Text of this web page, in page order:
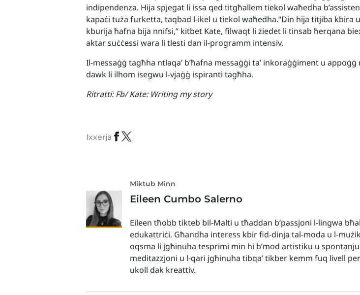
indipendenza. Hija spjegat li issa qed titgħallem tiekol waħedha
kapaċi tuża furketta, taqbad l-ikel u tiekol waħedha.“Din hija titjiba kbira
kburija ħafna bija nnifsi,” kitbet Kate, filwaqt li żiedet li tinsab ħerqana
aktar suċċessi wara li tlesti dan il-programm intensiv.
Il-messaġġ tagħha ntlaqa’ b’ħafna messaġġi ta’ inkoraġġiment u
dawk li ilhom isegwu l-vjaġġ ispiranti tagħha.
Ritratti: Fb/ Kate: Writing my story
Ixxerja
Miktub Minn
Eileen Cumbo Salerno
Eileen tħobb tikteb bil-Malti u tħaddan b’passjoni l-lingwa
edukattriċi. Għandha interess kbir fid-dinja tal-moda u l-
oqsma li jgħinuha tesprimi min hi b’mod artistiku u
meditazzjoni u l-qari jgħinuha tibqa’ tikber kemm fuq livell
ukoll dak kreattiv.